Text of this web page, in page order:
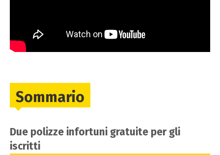
Sommario
Due polizze infortuni gratuite per gli
iscritti